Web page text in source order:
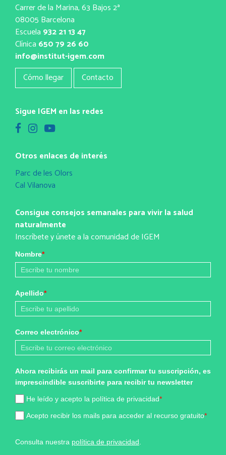
Carrer de la Marina, 63 Bajos 2ª
08005 Barcelona
Escuela 932 21 13 47
Clínica 650 79 26 60
info@institut-igem.com
Cómo llegar
Contacto
Sigue IGEM en las redes
Otros enlaces de interés
Parc de les Olors
Cal Vilanova
Consigue consejos semanales para vivir la salud
naturalmente
Inscríbete y únete a la comunidad de IGEM
Nombre*
Apellido*
Correo electrónico*
Ahora recibirás un mail para confirmar tu suscripción, es
imprescindible suscribirte para recibir tu newsletter
He leído y acepto la política de privacidad*
Acepto recibir los mails para acceder al recurso gratuito*
Consulta nuestra política de privacidad